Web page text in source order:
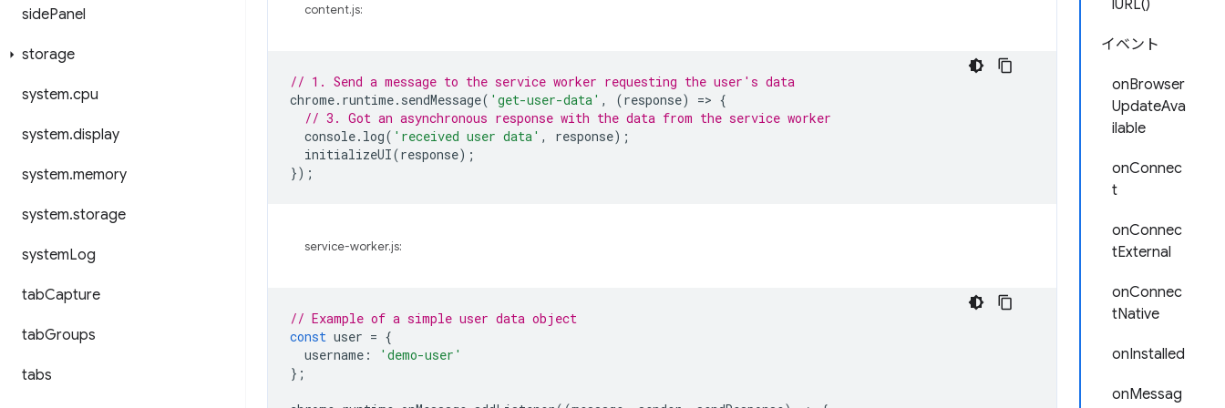
sidePanel
storage
system.cpu
system.display
system.memory
system.storage
systemLog
tabCapture
tabGroups
tabs
lURL()
イベント
onBrowser
UpdateAva
ilable
onConnec
t
onConnec
tExternal
onConnec
tNative
onInstalled
onMessag
content.js:
// 1. Send a message to the service worker requesting the user's data
chrome. runtime. sendMessage( 'get-user-data' , (response) => {
// 3. Got an asynchronous response with the data from the service worker
console. log( 'received user data' , response);
initializeUI(response);
});
service-worker.js:
// Example of a simple user data object
const user = {
username :
'demo-user'
};